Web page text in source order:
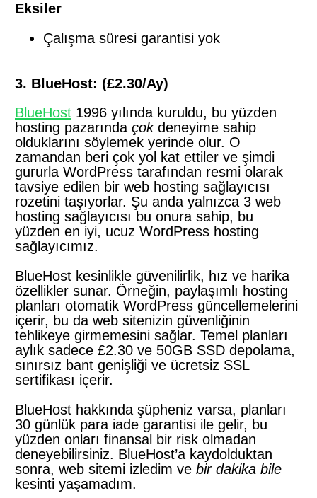
Eksiler
Çalışma süresi garantisi yok
3. BlueHost: (£2.30/Ay)
BlueHost 1996 yılında kuruldu, bu yüzden
hosting pazarında çok deneyime sahip
olduklarını söylemek yerinde olur. O
zamandan beri çok yol kat ettiler ve şimdi
gururla WordPress tarafından resmi olarak
tavsiye edilen bir web hosting sağlayıcısı
rozetini taşıyorlar. Şu anda yalnızca 3 web
hosting sağlayıcısı bu onura sahip, bu
yüzden en iyi, ucuz WordPress hosting
sağlayıcımız.
BlueHost kesinlikle güvenilirlik, hız ve harika
özellikler sunar. Örneğin, paylaşımlı hosting
planları otomatik WordPress güncellemelerini
içerir, bu da web sitenizin güvenliğinin
tehlikeye girmemesini sağlar. Temel planları
aylık sadece £2.30 ve 50GB SSD depolama,
sınırsız bant genişliği ve ücretsiz SSL
sertifikası içerir.
BlueHost hakkında şüpheniz varsa, planları
30 günlük para iade garantisi ile gelir, bu
yüzden onları finansal bir risk olmadan
deneyebilirsiniz. BlueHost’a kaydolduktan
sonra, web sitemi izledim ve bir dakika bile
kesinti yaşamadım.